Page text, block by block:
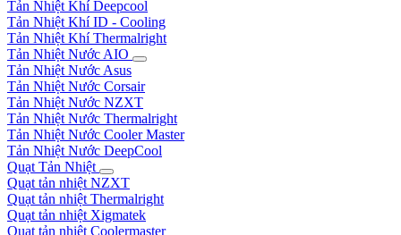
Tản Nhiệt Khí Deepcool
Tản Nhiệt Khí ID - Cooling
Tản Nhiệt Khí Thermalright
Tản Nhiệt Nước AIO
Tản Nhiệt Nước Asus
Tản Nhiệt Nước Corsair
Tản Nhiệt Nước NZXT
Tản Nhiệt Nước Thermalright
Tản Nhiệt Nước Cooler Master
Tản Nhiệt Nước DeepCool
Quạt Tản Nhiệt
Quạt tản nhiệt NZXT
Quạt tản nhiệt Thermalright
Quạt tản nhiệt Xigmatek
Quạt tản nhiệt Coolermaster